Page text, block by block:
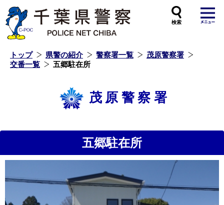
トップ 県警の紹介 警察署一覧
茂原警察署
交番一覧
五郷駐在所
茂原警察署
五郷駐在所